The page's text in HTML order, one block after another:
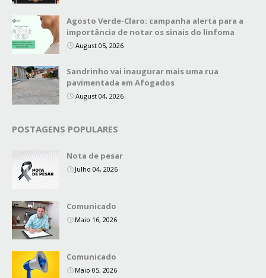
Agosto Verde-Claro: campanha alerta para a
importância de notar os sinais do linfoma
August 05, 2026
Sandrinho vai inaugurar mais uma rua
pavimentada em Afogados
August 04, 2026
POSTAGENS POPULARES
Nota de pesar
Julho 04, 2026
Comunicado
Maio 16, 2026
Comunicado
Maio 05, 2026